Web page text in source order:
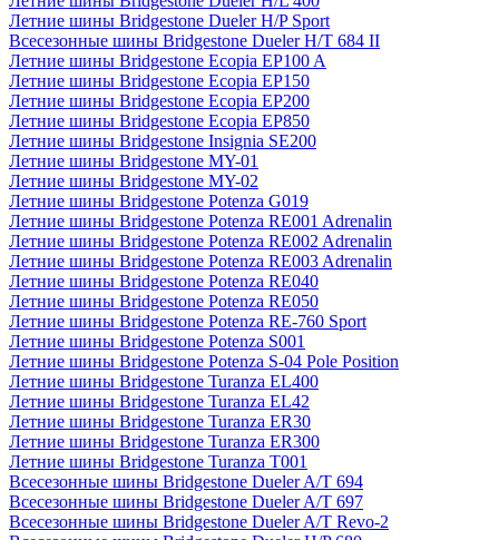
Летние шины Bridgestone Dueler H/P Sport
Всесезонные шины Bridgestone Dueler H/T 684 II
Летние шины Bridgestone Ecopia EP100 A
Летние шины Bridgestone Ecopia EP150
Летние шины Bridgestone Ecopia EP200
Летние шины Bridgestone Ecopia EP850
Летние шины Bridgestone Insignia SE200
Летние шины Bridgestone MY-01
Летние шины Bridgestone MY-02
Летние шины Bridgestone Potenza G019
Летние шины Bridgestone Potenza RE001 Adrenalin
Летние шины Bridgestone Potenza RE002 Adrenalin
Летние шины Bridgestone Potenza RE003 Adrenalin
Летние шины Bridgestone Potenza RE040
Летние шины Bridgestone Potenza RE050
Летние шины Bridgestone Potenza RE-760 Sport
Летние шины Bridgestone Potenza S001
Летние шины Bridgestone Potenza S-04 Pole Position
Летние шины Bridgestone Turanza EL400
Летние шины Bridgestone Turanza EL42
Летние шины Bridgestone Turanza ER30
Летние шины Bridgestone Turanza ER300
Летние шины Bridgestone Turanza T001
Всесезонные шины Bridgestone Dueler A/T 694
Всесезонные шины Bridgestone Dueler A/T 697
Всесезонные шины Bridgestone Dueler A/T Revo-2